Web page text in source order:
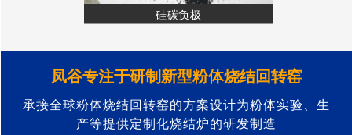
硅碳负极
凤谷专注于研制新型粉体烧结回转窑
承接全球粉体烧结回转窑的方案设计为粉体实验、生
产等提供定制化烧结炉的研发制造